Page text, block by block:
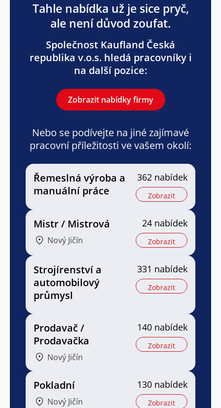
Tahle nabídka už je sice pryč,
ale není důvod zoufat.
Společnost Kaufland Česká
republika v.o.s. hledá pracovníky i
na další pozice:
Zobrazit nabídky firmy
Nebo se podívejte na jiné zajímavé
pracovní příležitosti ve vašem okolí:
Řemeslná výroba a
manuální práce
362 nabídek
Zobrazit
Mistr / Mistrová
Nový Jičín
24 nabídek
Zobrazit
Strojírenství a
automobilový
průmysl
331 nabídek
Zobrazit
Prodavač /
Prodavačka
Nový Jičín
140 nabídek
Zobrazit
Pokladní
Nový Jičín
130 nabídek
Zobrazit